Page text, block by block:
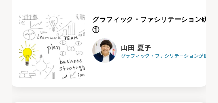
グラフィック・ファシリテーション研修
①
山田 夏子
グラフィック・ファシリテーションが世界